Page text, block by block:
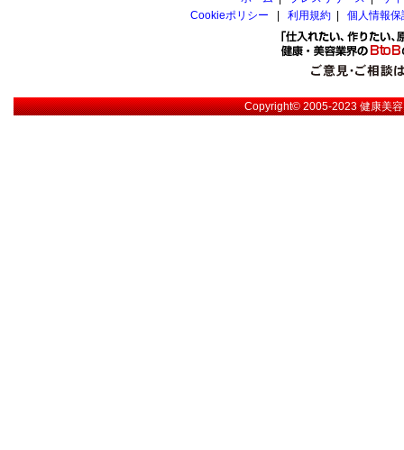
Cookieポリシー
利用規約 個人情報
Copyright© 2005-2023健康美